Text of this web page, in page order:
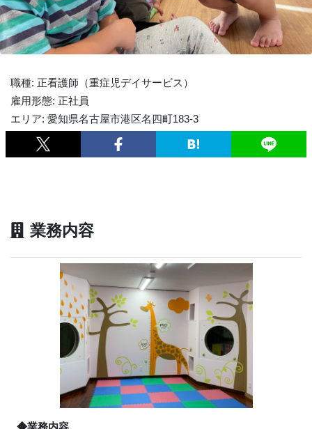
職種: 正看護師（重症児デイサービス）
雇用形態: 正社員
エリア: 愛知県名古屋市港区名四町183-3
業務内容
◆業務内容